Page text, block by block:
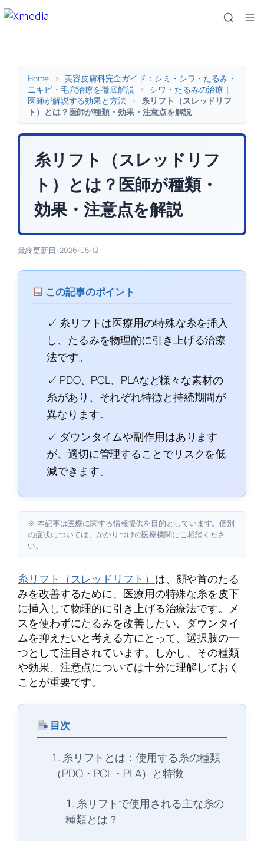
内
Home >
美容皮膚科完全ガイド：シミ・シワ・たるみ・
ニキビ・毛穴治療を徹底解説
>
シワ・たるみの治療｜
医師が解説する効果と方法
>
糸リフト（スレッドリフ
ト）とは？医師が種類・効果・注意点を解説
糸リフト（スレッドリフ
ト）とは？医師が種類・
効果・注意点を解説
最終更新日: 2026-05-12
この記事のポイント
✓ 糸リフトは医療用の特殊な糸を挿入
し、たるみを物理的に引き上げる治療
法です。
✓ PDO、PCL、PLAなど様々な素材の
糸があり、それぞれ特徴と持続期間が
異なります。
✓ ダウンタイムや副作用はあります
が、適切に管理することでリスクを低
減できます。
※ 本記事は医療に関する情報提供を目的としています。個別
の症状については、かかりつけの医療機関にご相談くださ
い。
糸リフト（スレッドリフト） は、顔や首のたる
みを改善するために、医療用の特殊な糸を皮下
に挿入して物理的に引き上げる治療法です。メ
スを使わずにたるみを改善したい、ダウンタイ
ムを抑えたいと考える方にとって、選択肢の一
つとして注目されています。しかし、その種類
や効果、注意点については十分に理解しておく
ことが重要です。
目次
糸リフトとは：使用する糸の種類
（PDO・PCL・PLA）と特徴
糸リフトで使用される主な糸の
種類とは？